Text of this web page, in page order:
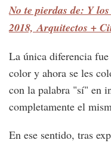
No te pierdas de: Y
2018, Arquitectos +
La única diferencia fue
color y ahora se les
con la palabra "sí" en
completamente el
En ese sentido, tras